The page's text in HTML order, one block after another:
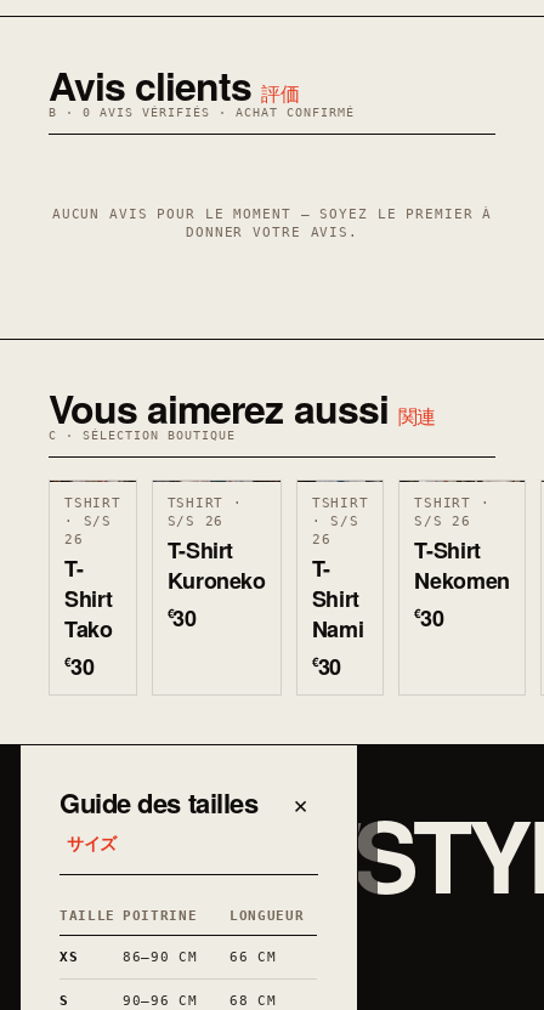
Avis clients 評価
B · 0 AVIS VÉRIFIÉS · ACHAT CONFIRMÉ
AUCUN AVIS POUR LE MOMENT — SOYEZ LE PREMIER À
DONNER VOTRE AVIS.
Vous aimerez aussi 関連
C · SÉLECTION BOUTIQUE
TSHIRT
· S/S
26
T-
Shirt
Tako
€30
TSHIRT ·
S/S 26
T-Shirt
Kuroneko
€30
TSHIRT
· S/S
26
T-
Shirt
Nami
€30
TSHIRT ·
S/S 26
T-Shirt
Nekomen
€30
Guide des tailles
サイズ
×
TAILLE POITRINE LONGUEUR
XS 86–90 CM 66 CM
S 90–96 CM 68 CM
JAPAN/
和